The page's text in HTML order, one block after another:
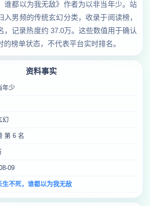
谁都以为我无敌》作者为以非当年少。站
入男频的传统玄幻分类，收录于阅读榜，
，记录热度约 37.0万。这些数值用于确认
榜单状态，不代表平台实时排名。
资料事实
年少
幻
第 6 名
09
生不死，谁都以为我无敌